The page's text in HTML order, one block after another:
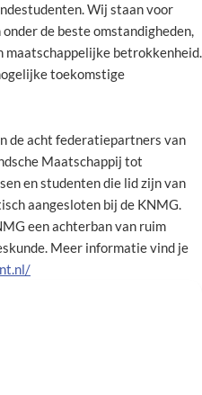
Wij staan voor
de beste omstandigheden,
maatschappelijke betrokkenheid.
toekomstige
de acht federatiepartners van
Maatschappij tot
en studenten die lid zijn van
aangesloten bij de KNMG.
een achterban van ruim
Meer informatie vind je